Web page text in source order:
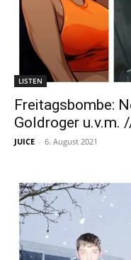
LISTEN
Freitagsbombe:
Goldroger u.v.m.
JUICE - 6. August 2021